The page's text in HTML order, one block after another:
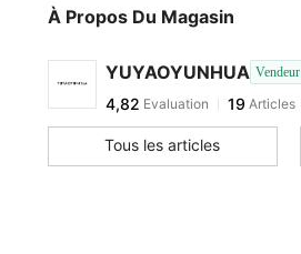
À Propos Du Magasin
YUYAOYUNHUA Vendeur
4,82 Evaluation 19 Articles
Tous les articles